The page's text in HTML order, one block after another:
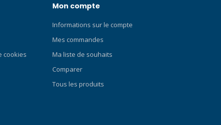
cookies
Mon compte
Informations sur le compte
Mes commandes
Ma liste de souhaits
Comparer
Tous les produits